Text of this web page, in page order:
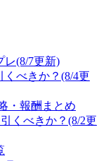
レ(8/7更新)
くべきか？(8/4更
・報酬まとめ
くべきか？(8/2更